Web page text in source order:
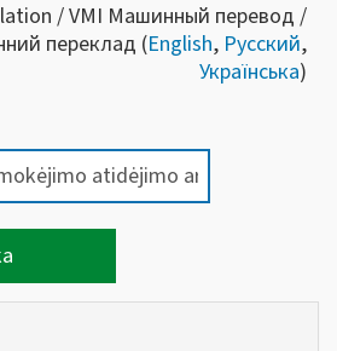
/ VMI Машинный перевод /
переклад (English, Русский,
Українська)